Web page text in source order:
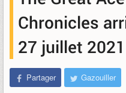
Chronicles
27 juillet 2021
Partager Gazouiller